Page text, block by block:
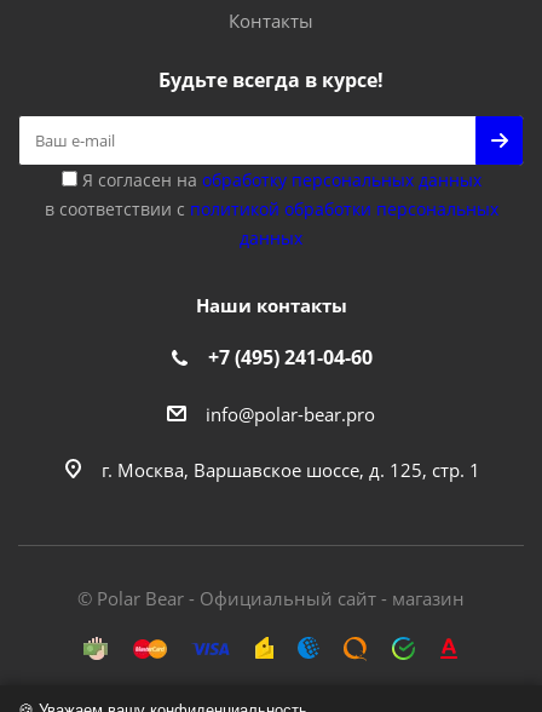
Контакты
Будьте всегда в курсе!
Я согласен на обработку персональных данных
в соответствии с политикой обработки персональных
данных
Наши контакты
+7 (495) 241-04-60
info@polar-bear.pro
г. Москва, Варшавское шоссе, д. 125, стр. 1
© Polar Bear - Официальный сайт - магазин